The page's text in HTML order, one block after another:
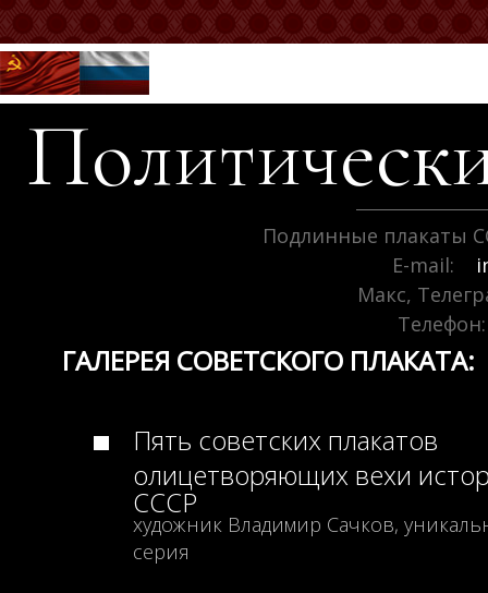
Подлинные плакаты
E-mail:
Макс,
Телефон:
ГАЛЕРЕЯ СОВЕТСКОГО ПЛАКАТА:
Пять советских плакатов
олицетворяющих вехи
СССР
художник Владимир Сачков,
серия